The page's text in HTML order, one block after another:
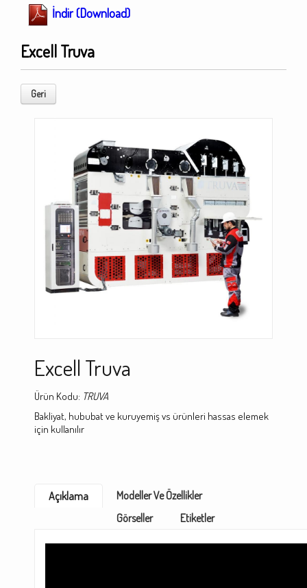
İndir (Download)
Excell Truva
Geri
Excell Truva
Ürün Kodu: TRUVA
Bakliyat, hububat ve kuruyemiş vs ürünleri hassas elemek
için kullanılır
Açıklama
Modeller Ve Özellikler
Görseller
Etiketler